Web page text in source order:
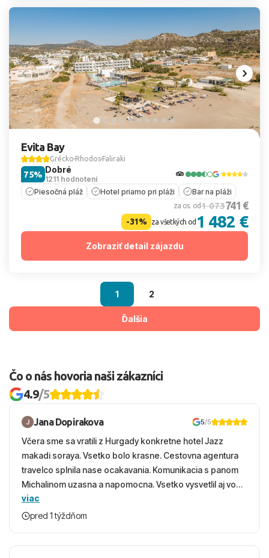
Evita Bay
Grécko Rhodos Faliraki
Dobré
1211 hodnotení
75%
Piesočná pláž Hotel priamo pri pláži Bar na pláži
za os. od1 073741 €
-31% za všetkých od 1 482 €
Zobraziť detail zájazdu
1 2
Ďalšia
Čo o nás hovoria naši zákazníci
4.9/5
Jana Dopirakova 5/5
Včera sme sa vratili z Hurgady konkretne hotel Jazz
makadi soraya. Vsetko bolo krasne. Cestovna agentura
travelco splnila nase ocakavania. Komunikacia s panom
Michalinom uzasna a napomocna. Vsetko vysvetlil aj vo
vecernych hodinach zaco sa ospravedlnujem. Hotel
krasny, cisty. Sluzby top. Strava, prostredie, more,
viac
pred 1 týždňom